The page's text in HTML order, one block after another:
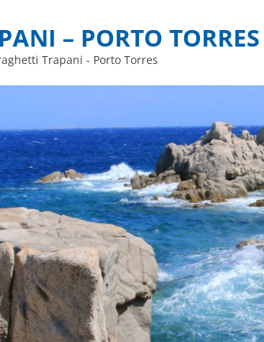
– PORTO TORRES
Trapani - Porto Torres